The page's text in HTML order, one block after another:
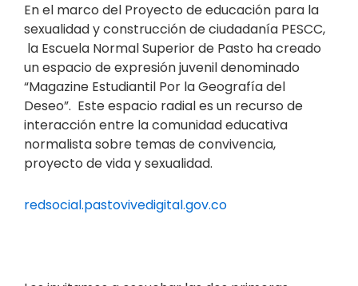
En el marco del Proyecto de educación para la
sexualidad y construcción de ciudadanía PESCC,
la Escuela Normal Superior de Pasto ha creado
un espacio de expresión juvenil denominado
“Magazine Estudiantil Por la Geografía del
Deseo”. Este espacio radial es un recurso de
interacción entre la comunidad educativa
normalista sobre temas de convivencia,
proyecto de vida y sexualidad.
redsocial.pastovivedigital.gov.co